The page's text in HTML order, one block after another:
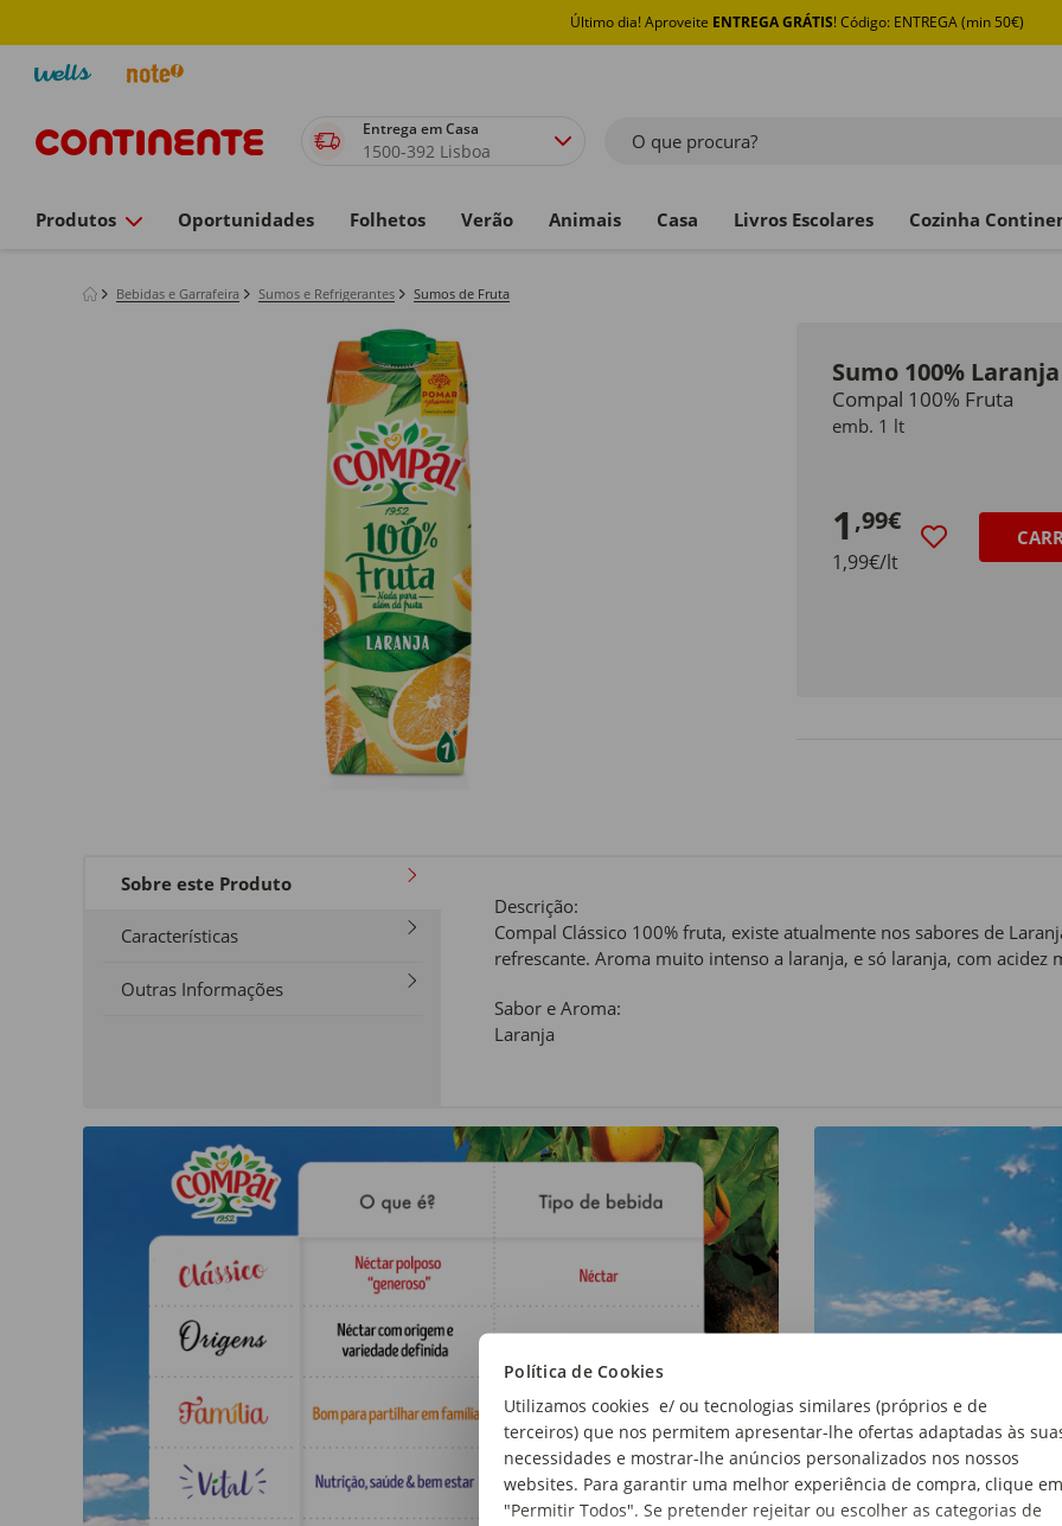
Política de Cookies
Utilizamos cookies e/ ou tecnologias similares (próprios e de
terceiros) que nos permitem apresentar-lhe ofertas adaptadas às
necessidades e mostrar-lhe anúncios personalizados nos nossos
websites. Para garantir uma melhor experiência de compra, clique em
"Permitir Todos". Se pretender rejeitar ou escolher as categorias de
Último dia! Aproveite ENTREGA GRÁTIS! Código: ENTREGA (min 50€)
Entrega em Casa
1500-392 Lisboa O que procura?
Produtos Oportunidades Folhetos Verão Animais Casa Livros Escolares Cozinha
Bebidas e Garrafeira Sumos e Refrigerantes Sumos de Fruta
Sumo 100%
Compal 100% Fruta
emb. 1 lt
1 ,99€
1,99€/lt
Sobre este Produto
Características
Outras Informações
Descrição:
Compal Clássico 100% fruta, existe atualmente nos sabores de
refrescante. Aroma muito intenso a laranja, e só laranja, com acidez
Sabor e Aroma:
Laranja